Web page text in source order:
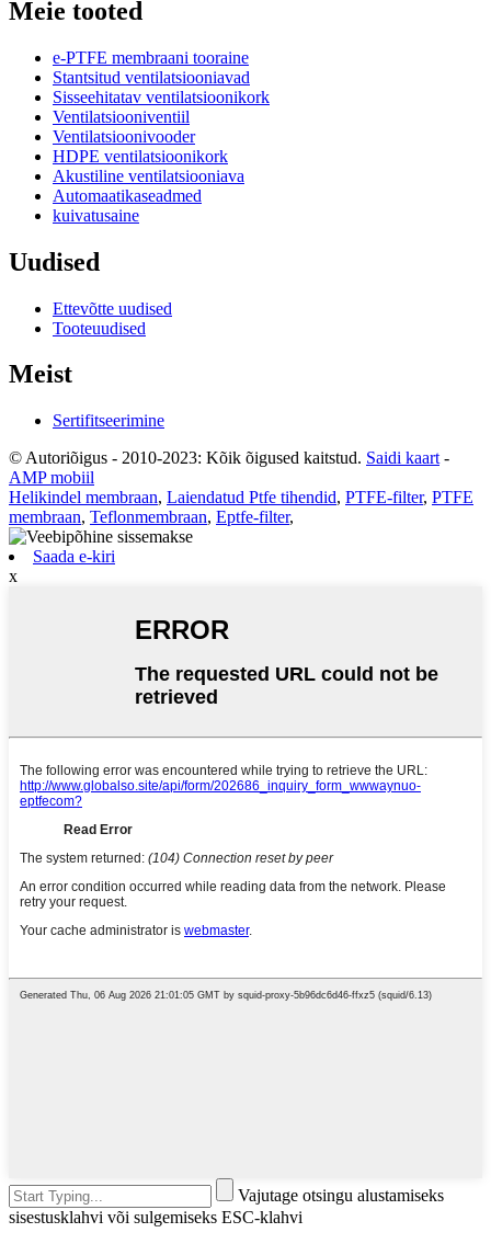
Meie tooted
e-PTFE membraani tooraine
Stantsitud ventilatsiooniavad
Sisseehitatav ventilatsioonikork
Ventilatsiooniventiil
Ventilatsioonivooder
HDPE ventilatsioonikork
Akustiline ventilatsiooniava
Automaatikaseadmed
kuivatusaine
Uudised
Ettevõtte uudised
Tooteuudised
Meist
Sertifitseerimine
© Autoriõigus - 2010-2023: Kõik õigused kaitstud. Saidi kaart -
AMP mobiil
Helikindel membraan, Laiendatud Ptfe tihendid, PTFE-filter, PTFE
membraan, Teflonmembraan, Eptfe-filter,
Saada e-kiri
x
Vajutage otsingu alustamiseks
sisestusklahvi või sulgemiseks ESC-klahvi